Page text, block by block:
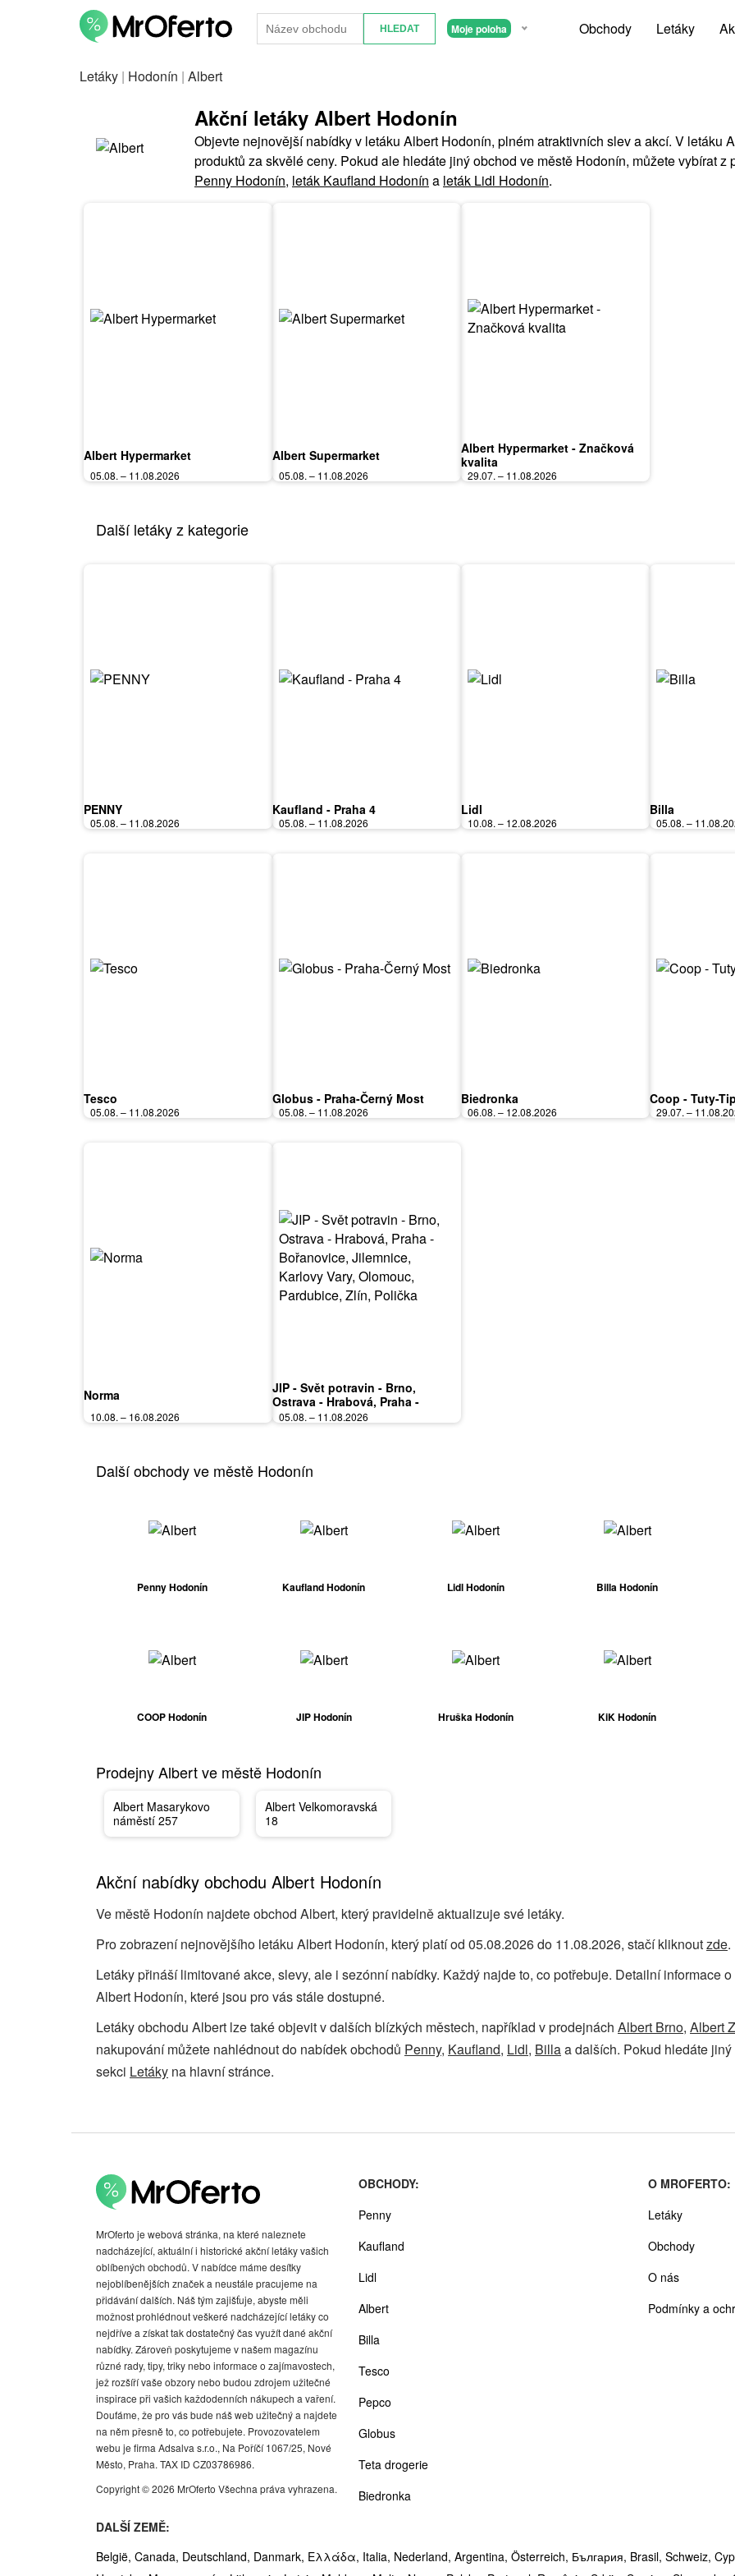
Moje poloha Obchody Letáky
Letáky | Hodonín | Albert
Akční letáky Albert Hodonín
Objevte nejnovější nabídky v letáku Albert Hodonín, plném atraktivních slev a akcí. V letáku
produktů za skvělé ceny. Pokud ale hledáte jiný obchod ve městě Hodonín, můžete vybírat
Penny Hodonín, leták Kaufland Hodonín a leták Lidl Hodonín.
Albert Hypermarket
05.08. – 11.08.2026
Albert Supermarket
05.08. – 11.08.2026
Albert Hypermarket - Značková
kvalita
29.07. – 11.08.2026
Další letáky z kategorie
PENNY
05.08. – 11.08.2026
Kaufland - Praha 4
05.08. – 11.08.2026
Lidl
10.08. – 12.08.2026
Billa
05.08. –
Tesco
05.08. – 11.08.2026
Globus - Praha-Černý Most
05.08. – 11.08.2026
Biedronka
06.08. – 12.08.2026
Coop - Tuty-
29.07. –
Norma
10.08. – 16.08.2026
JIP - Svět potravin - Brno,
Ostrava - Hrabová, Praha -
Bořanovice, Jilemnice, Karlovy
Vary, Olomouc, Pardubice, Zlín,
05.08. – 11.08.2026
Další obchody ve městě Hodonín
Penny Hodonín Kaufland Hodonín Lidl Hodonín Billa Hodonín
COOP Hodonín JIP Hodonín Hruška Hodonín KiK Hodonín
Prodejny Albert ve městě Hodonín
Albert Masarykovo
náměstí 257
Albert Velkomoravská
18
Akční nabídky obchodu Albert Hodonín
Ve městě Hodonín najdete obchod Albert, který pravidelně aktualizuje své letáky.
Pro zobrazení nejnovějšího letáku Albert Hodonín, který platí od 05.08.2026 do 11.08.2026, stačí kliknoutzde.
Letáky přináší limitované akce, slevy, ale i sezónní nabídky. Každý najde to, co potřebuje. Detailní informace
Albert Hodonín, které jsou pro vás stále dostupné.
Letáky obchodu Albert lze také objevit v dalších blízkých městech, například v prodejnách Albert Brno, Albert
nakupování můžete nahlédnout do nabídek obchodů Penny, Kaufland, Lidl, Billaa dalších. Pokud hledáte
sekci Letáky na hlavní stránce.
MrOferto je webová stránka, na které naleznete
nadcházející, aktuální i historické akční letáky vašich
oblíbených obchodů. V nabídce máme desítky
nejoblíbenějších značek a neustále pracujeme na
přidávání dalších. Náš tým zajišťuje, abyste měli
možnost prohlédnout veškeré nadcházející letáky co
nejdříve a získat tak dostatečný čas využít dané akční
nabídky. Zároveň poskytujeme v našem magazínu
různé rady, tipy, triky nebo informace o zajímavostech,
jež rozšíří vaše obzory nebo budou zdrojem užitečné
inspirace při vašich každodenních nákupech a vaření.
Doufáme, že pro vás bude náš web užitečný a najdete
na něm přesně to, co potřebujete. Provozovatelem
webu je firma Adsalva s.r.o., Na Poříčí 1067/25, Nové
Město, Praha. TAX ID CZ03786986.
Copyright © 2026 MrOferto Všechna práva vyhrazena.
OBCHODY:
Penny
Kaufland
Lidl
Albert
Billa
Tesco
Pepco
Globus
Teta drogerie
Biedronka
O MROFERTO:
Letáky
Obchody
O nás
Podmínky a
DALŠÍ ZEMĚ:
België, Canada, Deutschland, Danmark, Ελλάδα, Italia, Nederland, Argentina, Österreich, България, Brasil, Schweiz,